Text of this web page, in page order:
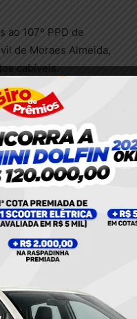
ao 107º PPD de
de Moraes Almeida,
cabíveis.